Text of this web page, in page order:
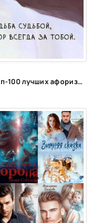
Топ-100 лучших афоризмов и высказываний про себя